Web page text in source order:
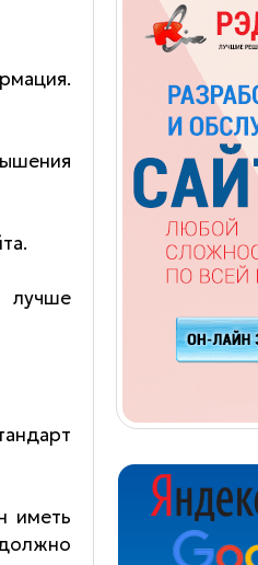
иметь